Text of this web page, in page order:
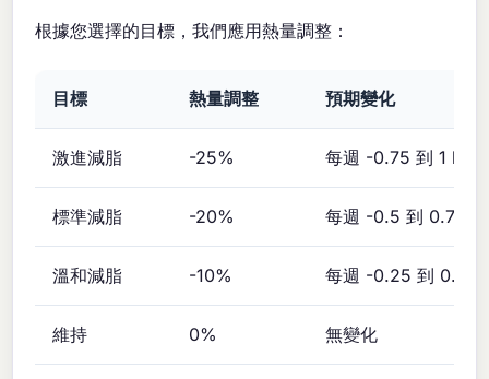
根據您選擇的目標，我們應用熱量調整：
目標 熱量調整 預期變化
激進減脂 -25% 每週 -0.75 到 1 kg
標準減脂 -20% 每週 -0.5 到 0.75
溫和減脂 -10% 每週 -0.25 到 0.5
維持 0% 無變化